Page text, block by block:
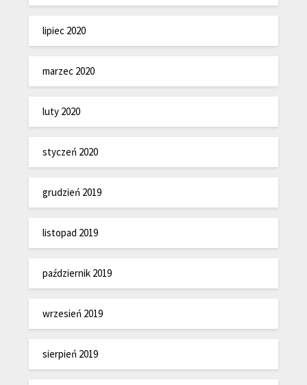
lipiec 2020
marzec 2020
luty 2020
styczeń 2020
grudzień 2019
listopad 2019
październik 2019
wrzesień 2019
sierpień 2019